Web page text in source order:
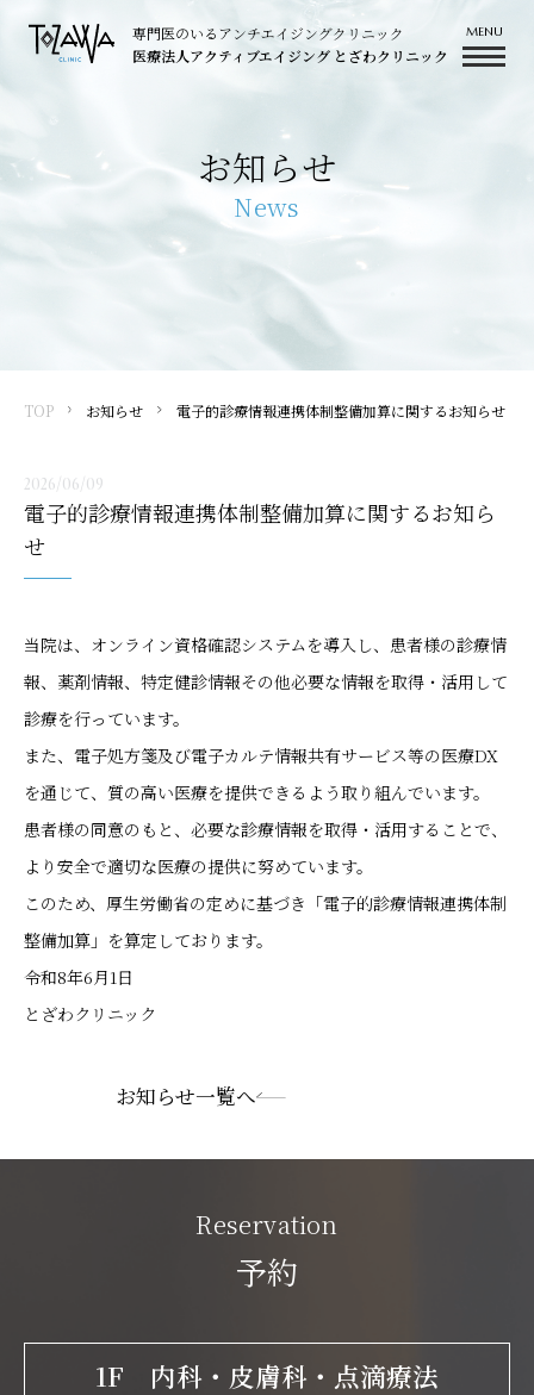
専門医のいるアンチエイジングクリニック
医療法人アクティブエイジング とざわクリニック
お知らせ
News
TOP お知らせ 電子的診療情報連携体制整備加算に関するお知らせ
2026/06/09
電子的診療情報連携体制整備加算に関するお知ら
せ
当院は、オンライン資格確認システムを導入し、患者様の診療情
報、薬剤情報、特定健診情報その他必要な情報を取得・活用して
診療を行っています。
また、電子処方箋及び電子カルテ情報共有サービス等の医療DX
を通じて、質の高い医療を提供できるよう取り組んでいます。
患者様の同意のもと、必要な診療情報を取得・活用することで、
より安全で適切な医療の提供に努めています。
このため、厚生労働省の定めに基づき「電子的診療情報連携体制
整備加算」を算定しております。
令和8年6月1日
とざわクリニック
お知らせ一覧へ
Reservation
予約
1F 内科・皮膚科・点滴療法